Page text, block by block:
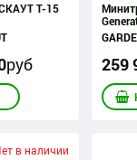
T-15
руб 259
в наличии